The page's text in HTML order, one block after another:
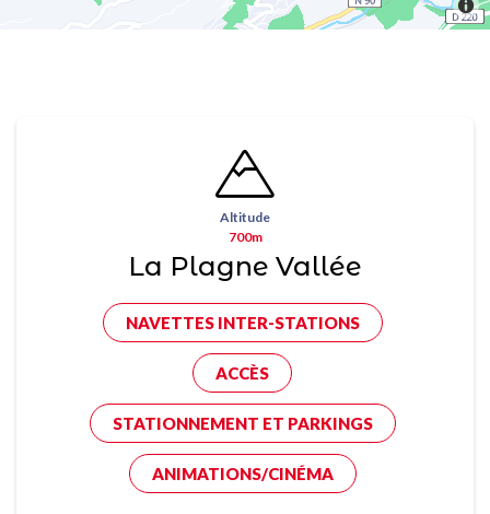
Altitude
700m
La Plagne Vallée
NAVETTES INTER-STATIONS
ACCÈS
STATIONNEMENT ET PARKINGS
ANIMATIONS/CINÉMA